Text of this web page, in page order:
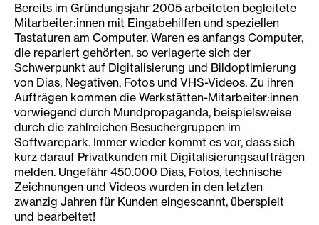
Bereits im Gründungsjahr 2005 arbeiteten begleitete
Mitarbeiter:innen mit Eingabehilfen und speziellen
Tastaturen am Computer. Waren es anfangs Computer,
die repariert gehörten, so verlagerte sich der
Schwerpunkt auf Digitalisierung und Bildoptimierung
von Dias, Negativen, Fotos und VHS-Videos. Zu ihren
Aufträgen kommen die Werkstätten-Mitarbeiter:innen
vorwiegend durch Mundpropaganda, beispielsweise
durch die zahlreichen Besuchergruppen im
Softwarepark. Immer wieder kommt es vor, dass sich
kurz darauf Privatkunden mit Digitalisierungsaufträgen
melden. Ungefähr 450.000 Dias, Fotos, technische
Zeichnungen und Videos wurden in den letzten
zwanzig Jahren für Kunden eingescannt, überspielt
und bearbeitet!